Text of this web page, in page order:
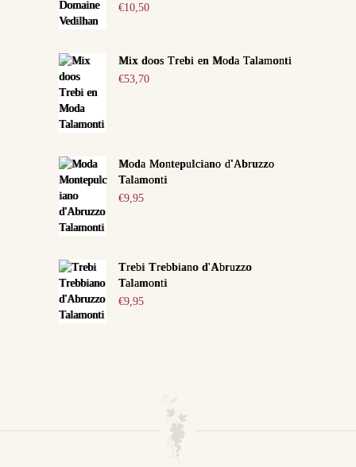
€10,50
Mix doos Trebi en Moda Talamonti
€53,70
Moda Montepulciano d'Abruzzo
Talamonti
€9,95
Trebi Trebbiano d'Abruzzo
Talamonti
€9,95